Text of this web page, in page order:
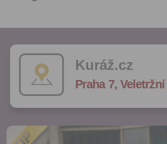
Kuráž.cz
Praha 7, Veletržní